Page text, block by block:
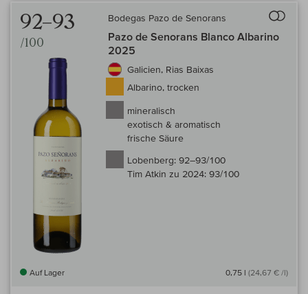
92–93
/100
Bodegas Pazo de Senorans
Pazo de Senorans Blanco Albarino
2025
Galicien, Rias Baixas
Albarino, trocken
mineralisch
exotisch & aromatisch
frische Säure
Lobenberg: 92–93/100
Tim Atkin zu 2024: 93/100
Auf Lager 0,75 l (24,67 € /l)